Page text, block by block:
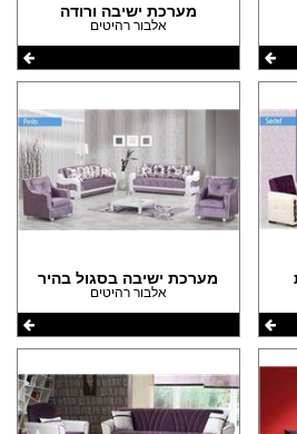
מערכת ישיבה ורודה
אלבור רהיטים
מערכת ישיבה בסגול בהיר
אלבור רהיטים